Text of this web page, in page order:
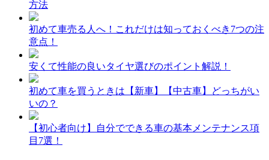
方法
初めて車売る人へ！これだけは知っておくべき7つの注
意点！
安くて性能の良いタイヤ選びのポイント解説！
初めて車を買うときは【新車】【中古車】どっちがい
いの？
【初心者向け】自分でできる車の基本メンテナンス項
目7選！